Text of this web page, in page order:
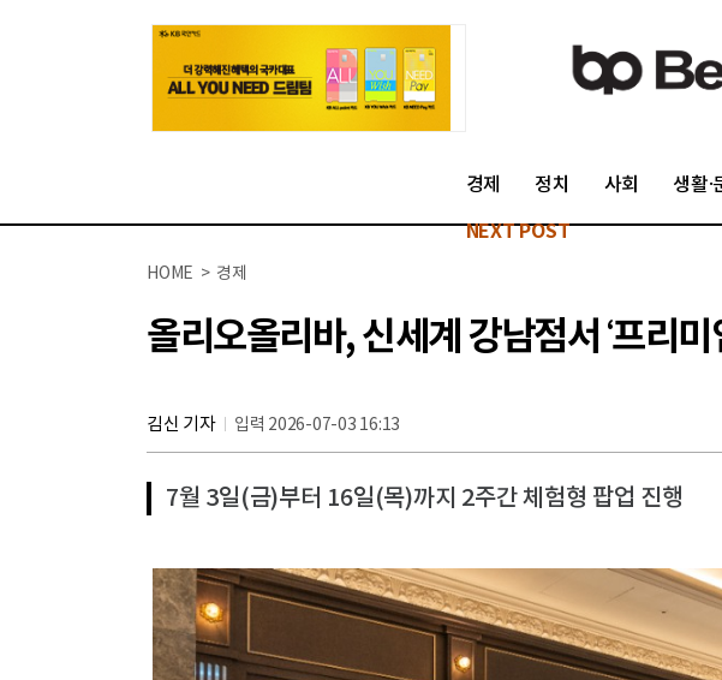
경제 정치 사회 생활·
NEXT POST
HOME > 경제
올리오올리바, 신세계 강남점서 ‘프리
김신 기자 입력 2026-07-03 16:13
7월 3일(금)부터 16일(목)까지 2주간 체험형 팝업 진행